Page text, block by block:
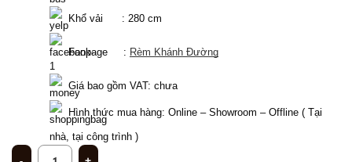
Khổ vải      : 280 cm
Fanpage     : Rèm Khánh Đường
Giá bao gồm VAT: chưa
Hình thức mua hàng: Online – Showroom – Offline ( Tại
nhà, tại công trình )
Rèm nhung cổ điển cho phòng khách sang trọng Cổ Nhuế, Hà Nội CD - 23